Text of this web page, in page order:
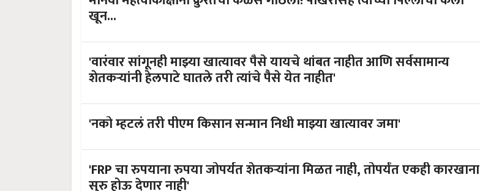
खून...
'वारंवार सांगूनही माझ्या खात्यावर पैसे यायचे थांबत नाहीत आणि सर्वसामान्य
शेतकऱ्यांनी हेलपाटे घातले तरी त्यांचे पैसे येत नाहीत'
'नको म्हटलं तरी पीएम किसान सन्मान निधी माझ्या खात्यावर जमा'
'FRP चा रुपयाना रुपया जोपर्यत शेतकऱ्यांना मिळत नाही, तोपर्यंत एकही कारखाना
सुरु होऊ देणार नाही'